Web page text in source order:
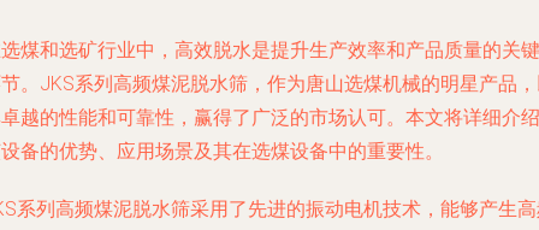
煤和选矿行业中，高效脱水是提升生产效率和产品质量的关键
。JKS系列高频煤泥脱水筛，作为唐山选煤机械的明星产品
越的性能和可靠性，赢得了广泛的市场认可。本文将详细介绍
备的优势、应用场景及其在选煤设备中的重要性。
系列高频煤泥脱水筛采用了先进的振动电机技术，能够产生